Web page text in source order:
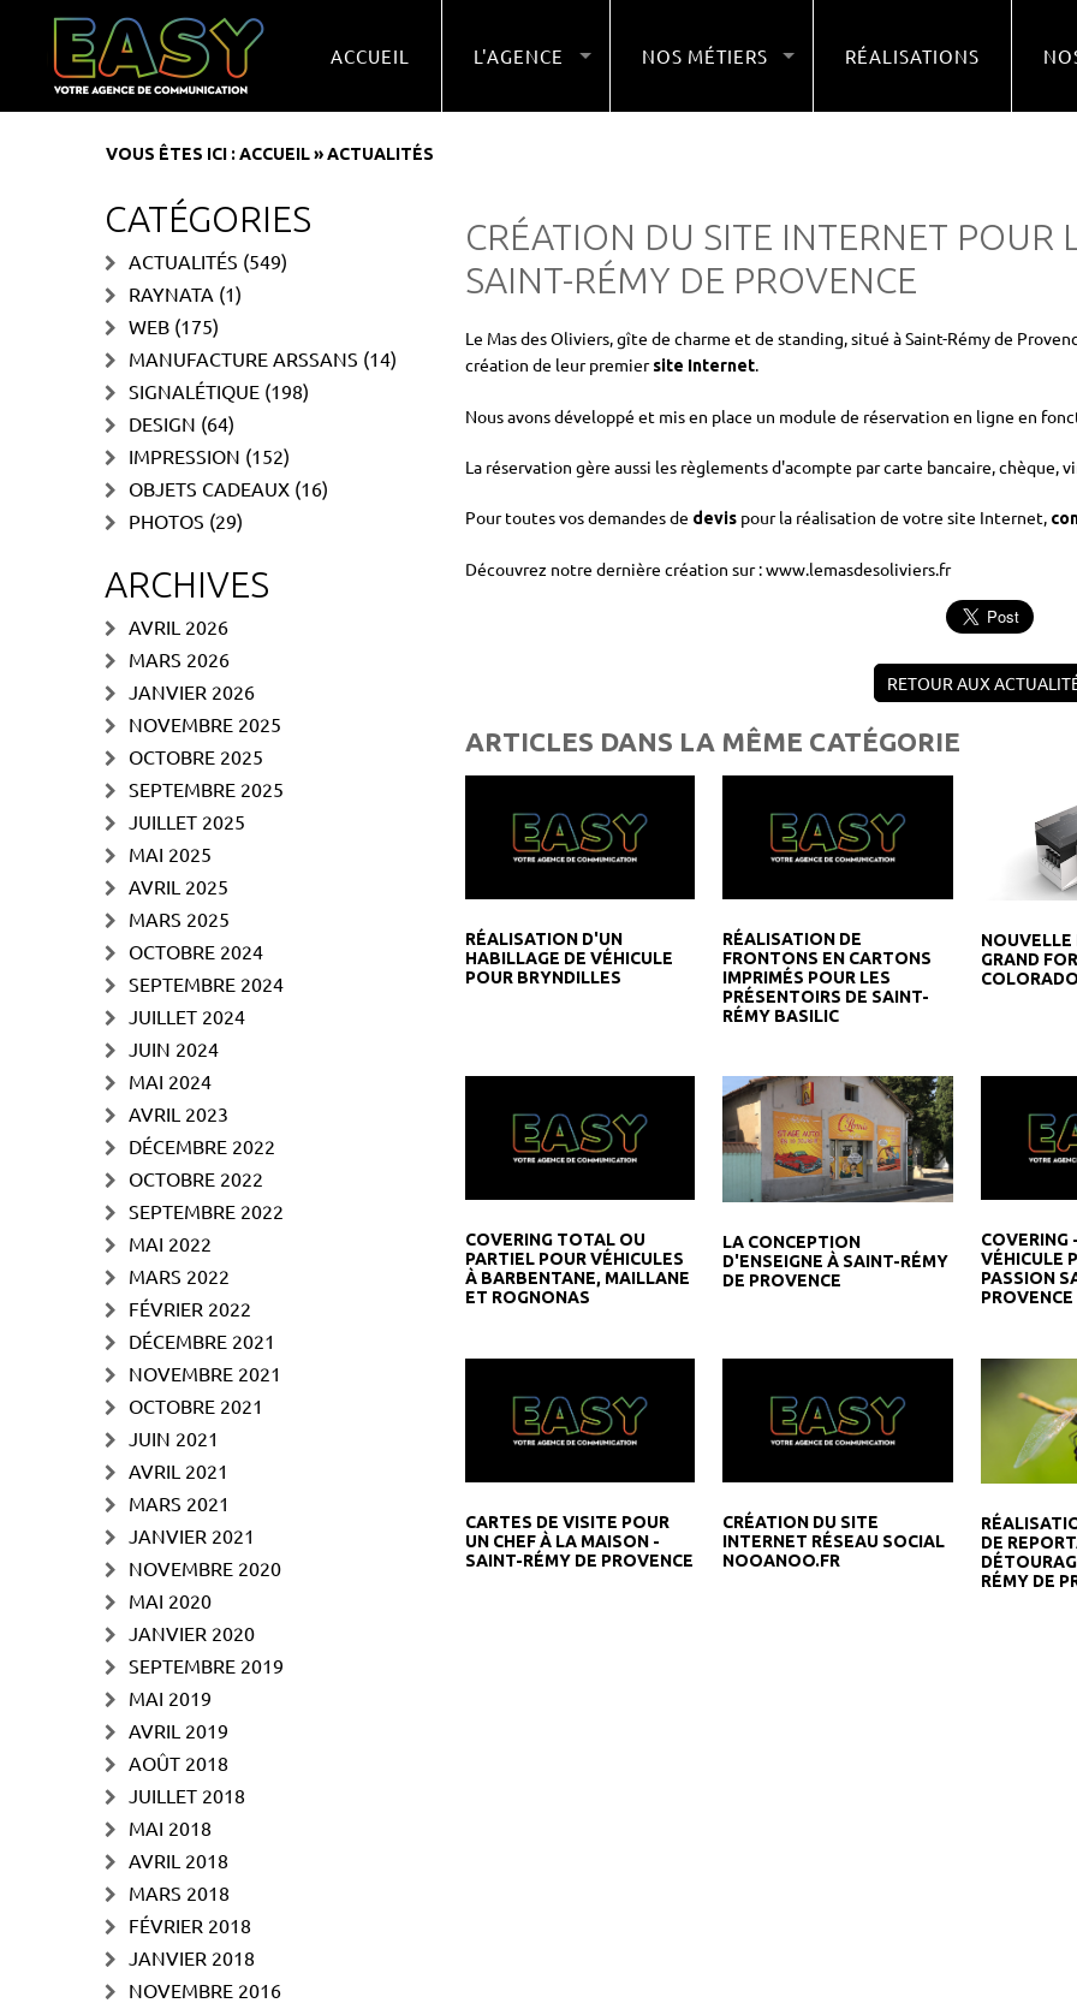
ACCUEIL L'AGENCE NOS MÉTIERS RÉALISATIONS
VOUS ÊTES ICI : ACCUEIL»ACTUALITÉS
CRÉATION DU SITE INTERNET POUR
SAINT-RÉMY DE PROVENCE
Le Mas des Oliviers, gîte de charme et de standing, situé à Saint-Rémy de
création de leur premiersite Internet.
Nous avons développé et mis en place un module de réservation en ligne en
La réservation gère aussi les règlements d'acompte par carte bancaire, chèque,
Pour toutes vos demandes de devis pour la réalisation de votre site Internet,
Découvrez notre dernière création sur : www.lemasdesoliviers.fr
RETOUR AUX
ARTICLES DANS LA MÊME CATÉGORIE
RÉALISATION D'UN
HABILLAGE DE VÉHICULE
POUR BRYNDILLES
RÉALISATION DE
FRONTONS EN CARTONS
IMPRIMÉS POUR LES
PRÉSENTOIRS DE SAINT-
RÉMY BASILIC
NOUVELLE
GRAND
COVERING TOTAL OU
PARTIEL POUR VÉHICULES
À BARBENTANE, MAILLANE
ET ROGNONAS
LA CONCEPTION
D'ENSEIGNE À SAINT-RÉMY
DE PROVENCE
COVERING
VÉHICULE
PASSION
PROVENCE
CARTES DE VISITE POUR
UN CHEF À LA MAISON -
SAINT-RÉMY DE PROVENCE
CRÉATION DU SITE
INTERNET RÉSEAU SOCIAL
NOOANOO.FR
DE
RÉMY DE
CATÉGORIES
ACTUALITÉS (549)
RAYNATA (1)
WEB (175)
MANUFACTURE ARSSANS (14)
SIGNALÉTIQUE (198)
DESIGN (64)
IMPRESSION (152)
OBJETS CADEAUX (16)
PHOTOS (29)
ARCHIVES
AVRIL 2026
MARS 2026
JANVIER 2026
NOVEMBRE 2025
OCTOBRE 2025
SEPTEMBRE 2025
JUILLET 2025
MAI 2025
AVRIL 2025
MARS 2025
OCTOBRE 2024
SEPTEMBRE 2024
JUILLET 2024
JUIN 2024
MAI 2024
AVRIL 2023
DÉCEMBRE 2022
OCTOBRE 2022
SEPTEMBRE 2022
MAI 2022
MARS 2022
FÉVRIER 2022
DÉCEMBRE 2021
NOVEMBRE 2021
OCTOBRE 2021
JUIN 2021
AVRIL 2021
MARS 2021
JANVIER 2021
NOVEMBRE 2020
MAI 2020
JANVIER 2020
SEPTEMBRE 2019
MAI 2019
AVRIL 2019
AOÛT 2018
JUILLET 2018
MAI 2018
AVRIL 2018
MARS 2018
FÉVRIER 2018
JANVIER 2018
NOVEMBRE 2016